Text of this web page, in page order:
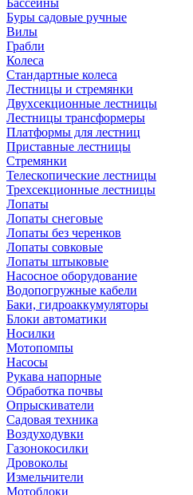
Бассейны
Буры садовые ручные
Вилы
Грабли
Колеса
Стандартные колеса
Лестницы и стремянки
Двухсекционные лестницы
Лестницы трансформеры
Платформы для лестниц
Приставные лестницы
Стремянки
Телескопические лестницы
Трехсекционные лестницы
Лопаты
Лопаты снеговые
Лопаты без черенков
Лопаты совковые
Лопаты штыковые
Насосное оборудование
Водопогружные кабели
Баки, гидроаккумуляторы
Блоки автоматики
Носилки
Мотопомпы
Насосы
Рукава напорные
Обработка почвы
Опрыскиватели
Садовая техника
Воздуходувки
Газонокосилки
Дровоколы
Измельчители
Мотоблоки